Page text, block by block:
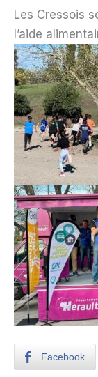
Les Cressois
l’aide
Facebook